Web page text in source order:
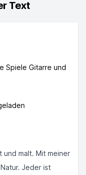
Text
Spiele Gitarre und
malt. Mit meiner
Jeder ist